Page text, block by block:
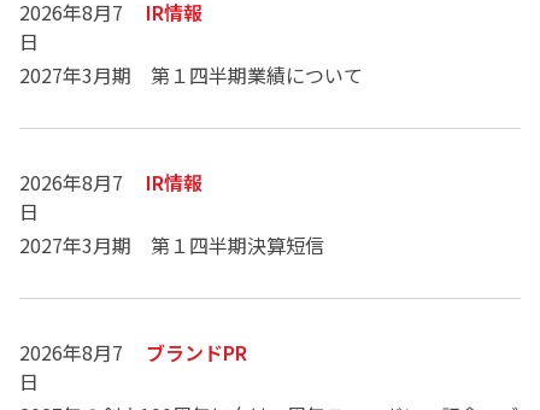
2026年8月7
日
IR情報
2027年3月期 第１四半期業績について
2026年8月7
日
IR情報
2027年3月期 第１四半期決算短信
2026年8月7
日
ブランドPR